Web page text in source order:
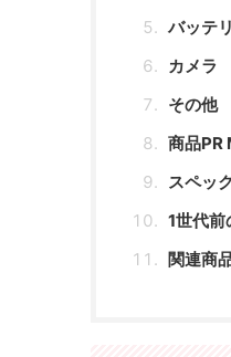
バッテ
カメラ
その他
商品PR
スペッ
1世代前
関連商